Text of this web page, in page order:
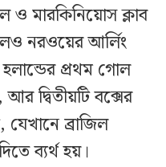
ও মারকিনিয়োস ক্লাব
নরওয়ের আর্লিং
প্রথম গোল
দ্বিতীয়টি বক্সের
ব্রাজিল
ব্যর্থ হয়।